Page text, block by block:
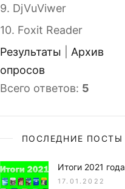
9. DjVuViwer
10. Foxit Reader
Результаты
Архив
опросов
Всего ответов: 5
ПОСЛЕДНИЕ ПОСТЫ
Итоги 2021 года
17.01.2022